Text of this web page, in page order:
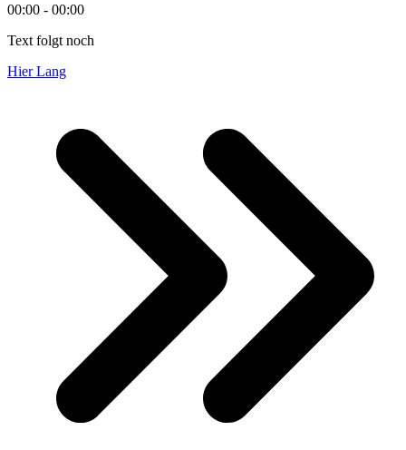
00:00 - 00:00
Text folgt noch
Hier Lang